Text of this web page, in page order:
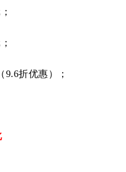
9.6折优惠）；